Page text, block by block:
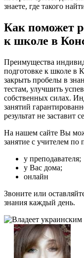
знаете, где такого
Как поможет
к школе в
Преимущества
подготовке к школе в
закрыть пробелы в
тестам, улучшить
собственных силах.
занятий
результат не заставит
На нашем сайте Вы
занятие с учителем по
у преподавателя;
у Вас дома;
онлайн
Звоните или
знания каждый день.